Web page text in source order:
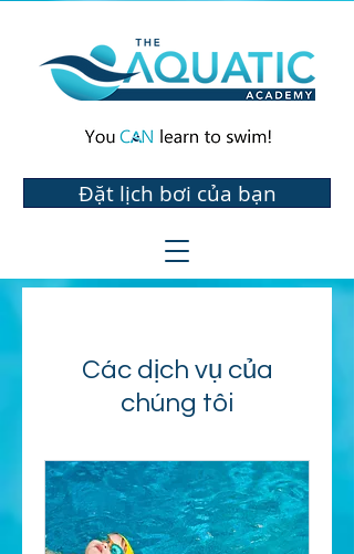
Đặt lịch bơi của bạn
Các dịch vụ của
chúng tôi